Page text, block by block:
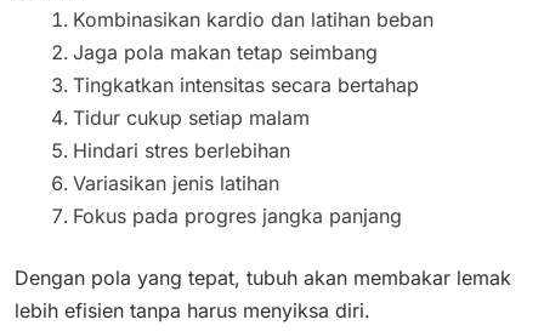
Kombinasikan kardio dan latihan beban
Jaga pola makan tetap seimbang
Tingkatkan intensitas secara bertahap
Tidur cukup setiap malam
Hindari stres berlebihan
Variasikan jenis latihan
Fokus pada progres jangka panjang
Dengan pola yang tepat, tubuh akan membakar lemak
lebih efisien tanpa harus menyiksa diri.